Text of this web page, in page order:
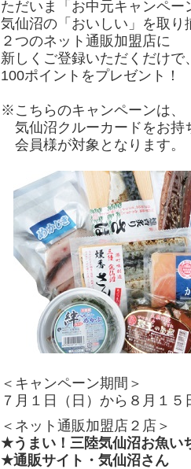
ただいま「お中元キャンペー
気仙沼の「おいしい」を取り
２つのネット通販加盟店に
新しくご登録いただくだけで
100ポイントをプレゼント！
※こちらのキャンペーンは、
気仙沼クルーカードをお持
会員様が対象となります。
＜キャンペーン期間＞
７月１日（日）から８月１５
＜ネット通販加盟店２店＞
★うまい！三陸気仙沼お魚い
★通販サイト・気仙沼さん